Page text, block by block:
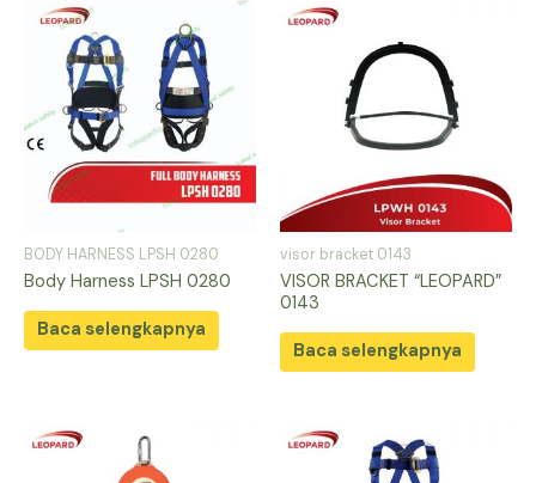
BODY HARNESS LPSH 0280
Body Harness LPSH 0280
Baca selengkapnya
visor bracket 0143
VISOR BRACKET “LEOPARD”
0143
Baca selengkapnya